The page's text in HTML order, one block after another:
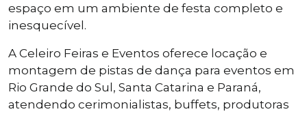
espaço em um ambiente de festa completo e
inesquecível.
A Celeiro Feiras e Eventos oferece locação e
montagem de pistas de dança para eventos em
Rio Grande do Sul, Santa Catarina e Paraná,
atendendo cerimonialistas, buffets, produtoras